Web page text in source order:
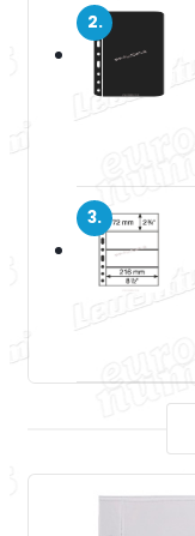
2.
3.